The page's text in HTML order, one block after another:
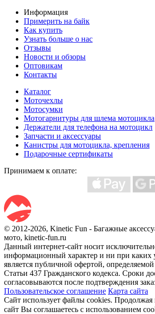
Информация
Примерить на байк
Как купить
Узнать больше о нас
Отзывы
Новости и обзоры
Оптовикам
Контакты
Каталог
Моточехлы
Мотосумки
Мотогарнитуры для шлема мотоцикла
Держатели для телефона на мотоцикл
Запчасти и аксессуары
Канистры для мотоцикла, крепления
Подарочные сертификаты
Принимаем к оплате:
© 2012-2026, Kinetic Fun - Багажные
мото, kinetic-fun.ru
Данный интернет-сайт носит
информационный характер и ни при каких
является публичной офертой,
Статьи 437 Гражданского кодекса. Сроки
согласовываются после подтверждения
Пользовательское соглашение Карта сайта
Сайт использует файлы cookies. Продолжая
сайт Вы соглашаетесь с использованием